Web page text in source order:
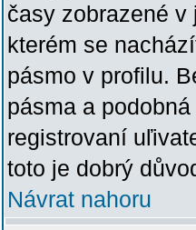
časy zobrazené
kterém se
pásmo v profilu.
pásma a
registrovaní
toto je dobrý
Návrat nahoru